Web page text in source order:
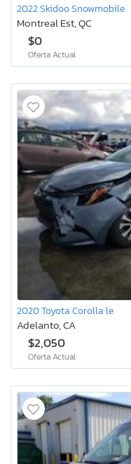
2022 Skidoo Snowmobile
Montreal Est, QC
$0
Oferta Actual
2020 Toyota Corolla le
Adelanto, CA
$2,050
Oferta Actual